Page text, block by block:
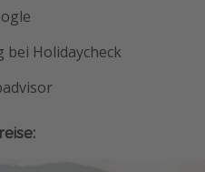
bei Holidaycheck